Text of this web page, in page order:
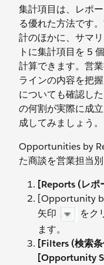
集計項目は、レポ
る優れた方法です
計のほかに、サマ
トに集計項目を 5
計算できます。営
ラインの内容を把
についても確認し
の何割が実際に成
成してみましょう。
Opportunities by
た商談を営業担当別
[Reports (レポ
[Opportunity
矢印
をク
ます。
[Filters (検索
[Opportunity